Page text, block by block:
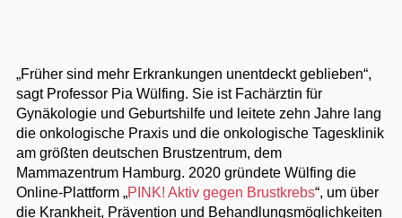
„Früher sind mehr Erkrankungen unentdeckt geblieben“,
sagt Professor Pia Wülfing. Sie ist Fachärztin für
Gynäkologie und Geburtshilfe und leitete zehn Jahre lang
die onkologische Praxis und die onkologische Tagesklinik
am größten deutschen Brustzentrum, dem
Mammazentrum Hamburg. 2020 gründete Wülfing die
Online-Plattform „PINK! Aktiv gegen Brustkrebs“, um über
die Krankheit, Prävention und Behandlungsmöglichkeiten